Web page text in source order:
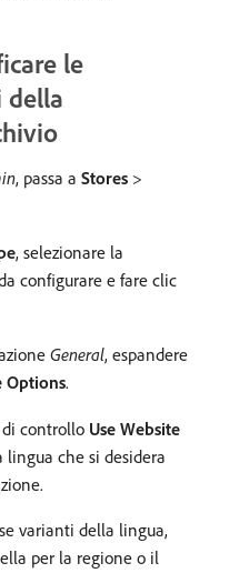
le
della
, passa a Stores >
, selezionare la
configurare e fare clic
General, espandere
Options.
di controllo Use Website
lingua che si desidera
varianti della lingua,
per la regione o il